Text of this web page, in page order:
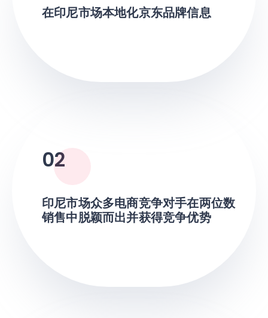
在印尼市场本地化京东品牌信息
02
印尼市场众多电商竞争对手在两位数
销售中脱颖而出并获得竞争优势